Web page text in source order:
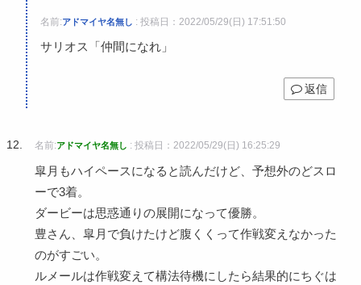
名前:アドマイヤ名無し : 投稿日：2022/05/29(日) 17:51:50
サリオス「仲間になれ」
返信
名前:アドマイヤ名無し : 投稿日：2022/05/29(日) 16:25:29
皐月もハイペースになると読んだけど、予想外のどスロ
ーで3着。
ダービーは思惑通りの展開になって優勝。
豊さん、皐月で負けたけど腹くくって作戦変えなかった
のがすごい。
ルメールは作戦変えて構法待機にしたら結果的にちぐは